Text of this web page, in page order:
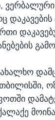
დაკავების